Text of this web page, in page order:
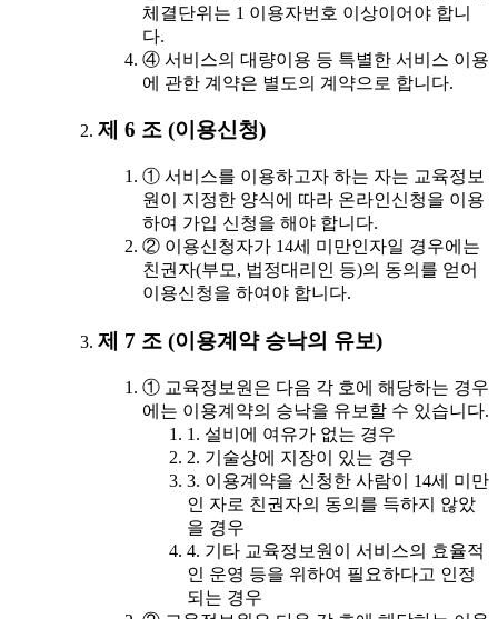
체결단위는 1 이용자번호 이상이어야 합니
다.
④ 서비스의 대량이용 등 특별한 서비스 이용
에 관한 계약은 별도의 계약으로 합니다.
제 6 조 (이용신청)
① 서비스를 이용하고자 하는 자는 교육정보
원이 지정한 양식에 따라 온라인신청을 이용
하여 가입 신청을 해야 합니다.
② 이용신청자가 14세 미만인자일 경우에는
친권자(부모, 법정대리인 등)의 동의를 얻어
이용신청을 하여야 합니다.
제 7 조 (이용계약 승낙의 유보)
① 교육정보원은 다음 각 호에 해당하는 경우
에는 이용계약의 승낙을 유보할 수 있습니다.
1. 설비에 여유가 없는 경우
2. 기술상에 지장이 있는 경우
3. 이용계약을 신청한 사람이 14세 미만
인 자로 친권자의 동의를 득하지 않았
을 경우
4. 기타 교육정보원이 서비스의 효율적
인 운영 등을 위하여 필요하다고 인정
되는 경우